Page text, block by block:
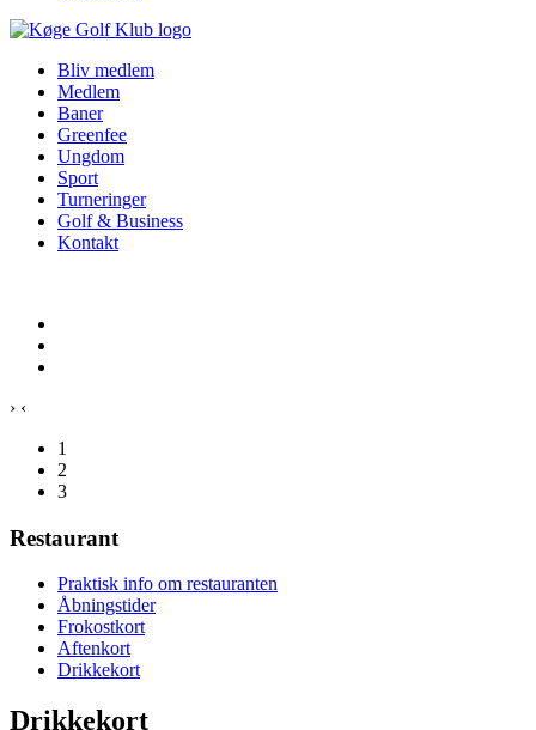
Bliv medlem
Medlem
Baner
Greenfee
Ungdom
Sport
Turneringer
Golf & Business
Kontakt
› ‹
1
2
3
Restaurant
Praktisk info om restauranten
Åbningstider
Frokostkort
Aftenkort
Drikkekort
Drikkekort